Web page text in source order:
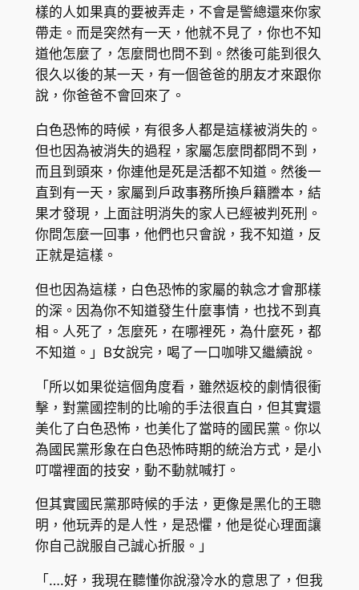
樣的人如果真的要被弄走，不會是警總還來你家
帶走。而是突然有一天，他就不見了，你也不知
道他怎麼了，怎麼問也問不到。然後可能到很久
很久以後的某一天，有一個爸爸的朋友才來跟你
說，你爸爸不會回來了。
白色恐怖的時候，有很多人都是這樣被消失的。
但也因為被消失的過程，家屬怎麼問都問不到，
而且到頭來，你連他是死是活都不知道。然後一
直到有一天，家屬到戶政事務所換戶籍謄本，結
果才發現，上面註明消失的家人已經被判死刑。
你問怎麼一回事，他們也只會說，我不知道，反
正就是這樣。
但也因為這樣，白色恐怖的家屬的執念才會那樣
的深。因為你不知道發生什麼事情，也找不到真
相。人死了，怎麼死，在哪裡死，為什麼死，都
不知道。」B女說完，喝了一口咖啡又繼續說。
「所以如果從這個角度看，雖然返校的劇情很衝
擊，對黨國控制的比喻的手法很直白，但其實還
美化了白色恐怖，也美化了當時的國民黨。你以
為國民黨形象在白色恐怖時期的統治方式，是小
叮噹裡面的技安，動不動就喊打。
但其實國民黨那時候的手法，更像是黑化的王聰
明，他玩弄的是人性，是恐懼，他是從心理面讓
你自己說服自己誠心折服。」
「….好，我現在聽懂你說潑冷水的意思了，但我